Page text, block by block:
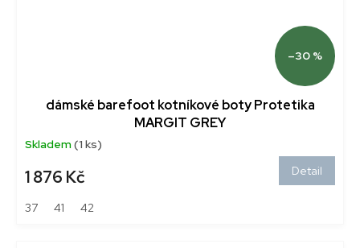
–30 %
dámské barefoot kotníkové boty Protetika
MARGIT GREY
Skladem(1 ks)
1 876 Kč Detail
37 41 42